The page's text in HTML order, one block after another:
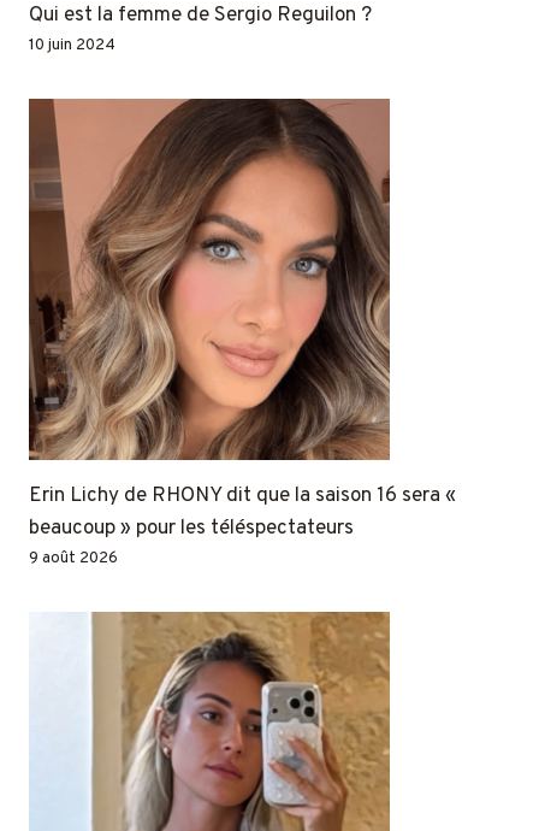
Qui est la femme de Sergio Reguilon ?
10 juin 2024
Erin Lichy de RHONY dit que la saison 16 sera «
beaucoup » pour les téléspectateurs
9 août 2026